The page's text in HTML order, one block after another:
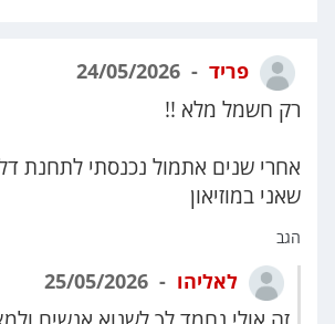
פריד
רק חשמל מלא !!
אחרי שנים אתמול נכנסתי לתחנת
שאני במוזיאון
הגב
לאליהו